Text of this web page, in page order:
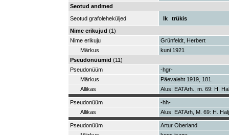
Seotud andmed
Seotud grafoleheküljed
lk
trükis
Nime erikujud (1)
Nime erikuju
Grünfeldt, Herbert
Märkus
kuni 1921
Pseudonüümid (11)
Pseudonüüm
-hgr-
Märkus
Päevaleht 1919, 181.
Allikas
Alus: EATArh., m. 69: H.
Pseudonüüm
-hh-
Allikas
Alus: EATArh, M. 69: H.
Pseudonüüm
Artur Oberland